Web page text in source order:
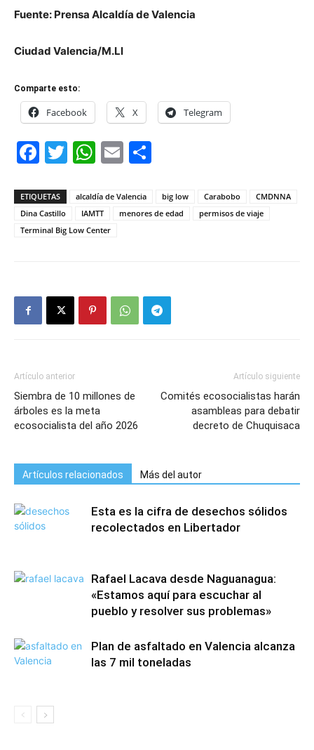
Fuente: Prensa Alcaldía de Valencia
Ciudad Valencia/M.Ll
Comparte esto:
Facebook X Telegram
Facebook
Twitter
WhatsApp
Email
ETIQUETAS alcaldía de Valencia big low Carabobo
CMDNNA
Dina Castillo
IAMTT menores de edad
permisos de viaje
Terminal Big Low Center
Artículo anterior
Siembra de 10 millones de
árboles es la meta
ecosocialista del año 2026
Artículo siguiente
Comités ecosocialistas harán
asambleas para debatir
decreto de Chuquisaca
Artículos relacionados Más del autor
Esta es la cifra de desechos sólidos
recolectados en Libertador
Rafael Lacava desde Naguanagua:
«Estamos aquí para escuchar al
pueblo y resolver sus problemas»
Plan de asfaltado en Valencia alcanza
las 7 mil toneladas